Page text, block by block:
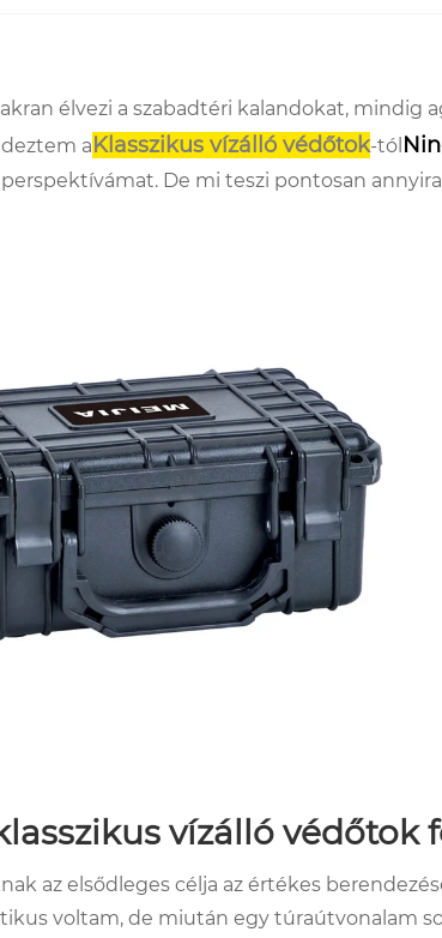
élvezi a szabadtéri kalandokat, mindig
aKlasszikus vízálló védőtok-tól
De mi teszi pontosan
vízálló védőtok
az elsődleges célja az értékes
voltam, de miután egy túraútvonalam